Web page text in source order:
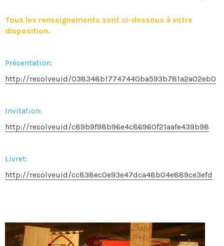
Tous les renseignements sont ci-dessous à votre
disposition.
Présentation:
http://resolveuid/038348b17747440ba593b781a2a02eb0
Invitation:
http://resolveuid/c89b9f98b96e4c86960f21aafe439b98
Livret:
http://resolveuid/cc838ec0e93e47dca48b04e889ce3efd